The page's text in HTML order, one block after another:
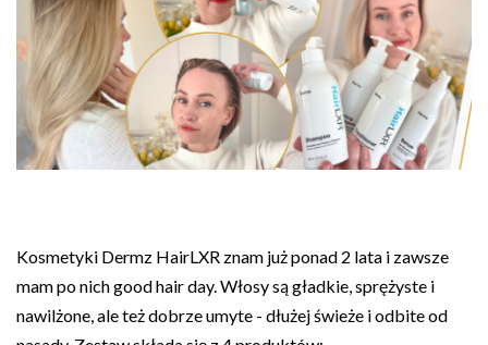
Kosmetyki Dermz HairLXR znam już ponad 2 lata i zawsze
mam po nich good hair day. Włosy są gładkie, sprężyste i
nawilżone, ale też dobrze umyte - dłużej świeże i odbite od